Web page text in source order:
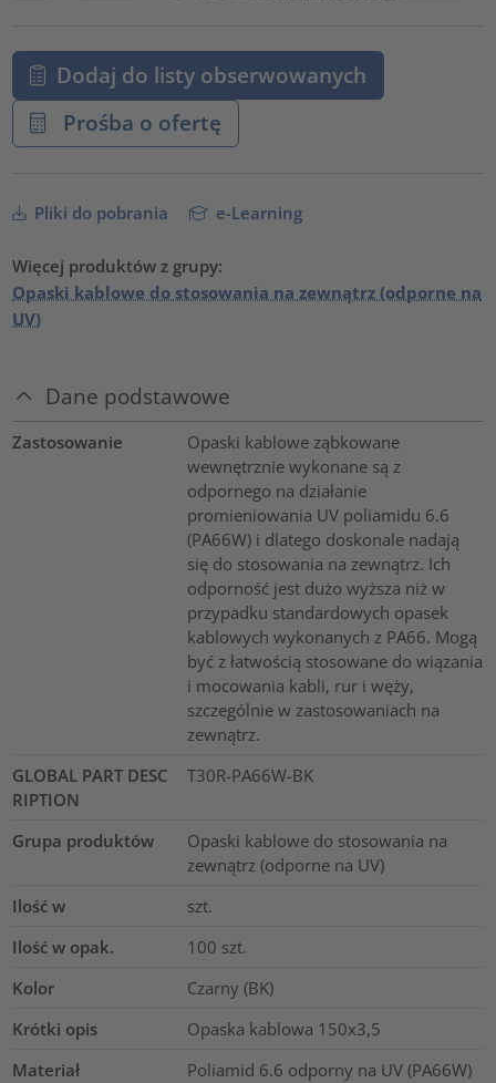
Dodaj do listy obserwowanych
Prośba o ofertę
Pliki do pobrania e-Learning
Więcej produktów z grupy:
Opaski kablowe do stosowania na zewnątrz (odporne na
UV)
Dane podstawowe
Zastosowanie
Opaski kablowe ząbkowane
wewnętrznie wykonane są z
odpornego na działanie
promieniowania UV poliamidu 6.6
(PA66W) i dlatego doskonale nadają
się do stosowania na zewnątrz. Ich
odporność jest dużo wyższa niż w
przypadku standardowych opasek
kablowych wykonanych z PA66. Mogą
być z łatwością stosowane do wiązania
i mocowania kabli, rur i węży,
szczególnie w zastosowaniach na
zewnątrz.
GLOBAL PART DESC
RIPTION
T30R-PA66W-BK
Grupa produktów
Opaski kablowe do stosowania na
zewnątrz (odporne na UV)
Ilość w
szt.
Ilość w opak.
100 szt.
Kolor
Czarny (BK)
Krótki opis
Opaska kablowa 150x3,5
Materiał
Poliamid 6.6 odporny na UV (PA66W)